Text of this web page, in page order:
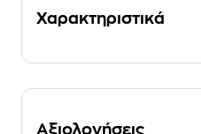
Χαρακτηριστικά
Αξιολογήσεις